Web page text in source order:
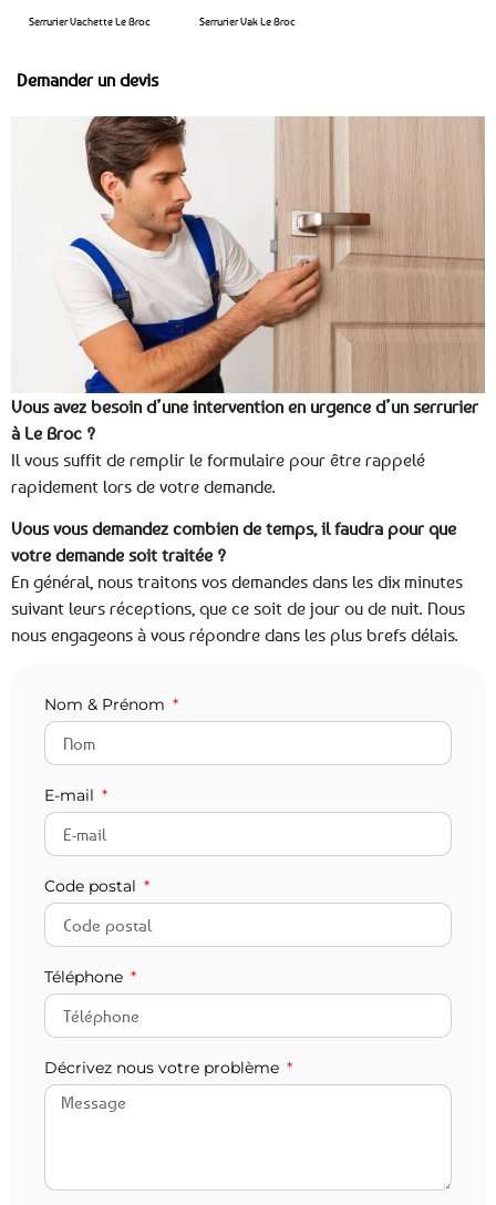
Serrurier Vachette Le Broc Serrurier Vak Le Broc
Demander un devis
Vous avez besoin d’une intervention en urgence d’un serrurier
à Le Broc ?
Il vous suffit de remplir le formulaire pour être rappelé
rapidement lors de votre demande.
Vous vous demandez combien de temps, il faudra pour que
votre demande soit traitée ?
En général, nous traitons vos demandes dans les dix minutes
suivant leurs réceptions, que ce soit de jour ou de nuit. Nous
nous engageons à vous répondre dans les plus brefs délais.
Nom & Prénom
E-mail
Code postal
Téléphone
Décrivez nous votre problème